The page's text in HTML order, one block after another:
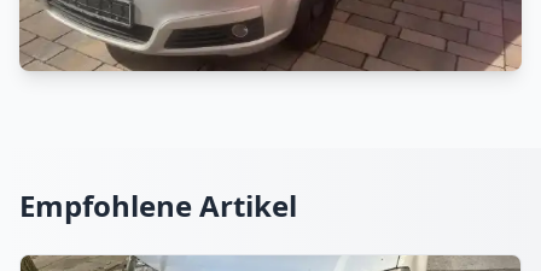
Empfohlene Artikel